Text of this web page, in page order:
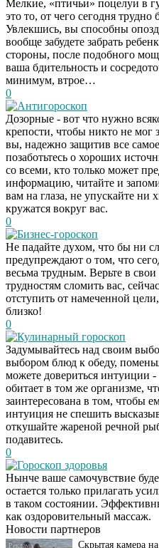
Мелкие, «птичьи» поцелуи в
это то, от чего сегодня трудно
Увлекшись, вы способны
вообще забудете забрать
стороны, после подобного
ваша бдительность и
минимум, втрое…
0
Антигороскоп
Дозорные - вот что нужно
крепости, чтобы никто не мог
вы, надежно защитив все
позаботьтесь о хороших
со всеми, кто только может
информацию, читайте и
вам на глаза, не упускайте ни
кружатся вокруг вас.
0
Бизнес-гороскоп
Не падайте духом, что бы ни
предупреждают о том, что
весьма трудным. Верьте в
трудностям сломить вас,
отступить от намеченной
близко!
0
Кулинарный гороскоп
Задумывайтесь над своим
выбором блюд к обеду,
можете довериться интуиции
обитает в том же организме,
заинтересована в том, чтобы
интуиция не спешить
откушайте жареной речной
подавитесь.
0
Гороскоп здоровья
Нынче ваше самочувствие
остается только прилагать
в таком состоянии.
как оздоровительный массаж.
Новости партнеров
Ролик длится
несколько секунд,
смеяться вы будете
долго
Скрытая камера на